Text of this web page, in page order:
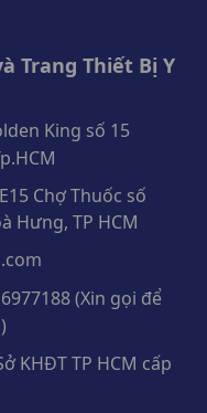
Trang Thiết Bị Y
King số 15
Chợ Thuốc số
Hưng, TP HCM
(Xin gọi để
KHĐT TP HCM cấp